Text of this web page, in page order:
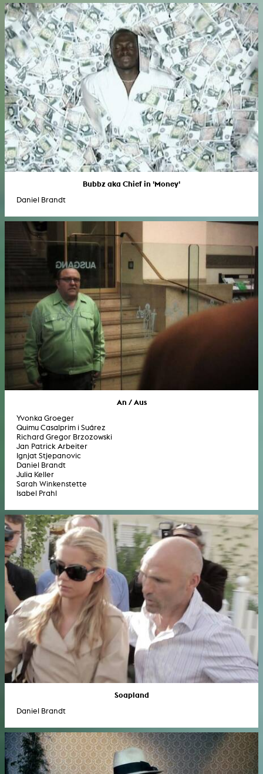
Bubbz aka Chief in 'Money'
Daniel Brandt
An / Aus
Yvonka Groeger
Quimu Casalprim i Suárez
Richard Gregor Brzozowski
Jan Patrick Arbeiter
Ignjat Stjepanovic
Daniel Brandt
Julia Keller
Sarah Winkenstette
Isabel Prahl
Soapland
Daniel Brandt